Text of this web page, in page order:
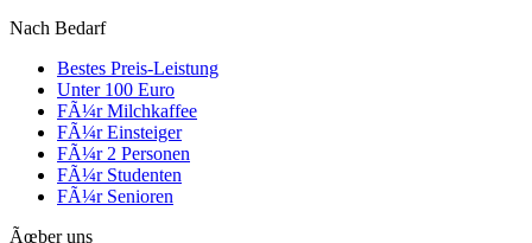
Nach Bedarf
Bestes Preis-Leistung
Unter 100 Euro
FÃ¼r Milchkaffee
FÃ¼r Einsteiger
FÃ¼r 2 Personen
FÃ¼r Studenten
FÃ¼r Senioren
Ãœber uns